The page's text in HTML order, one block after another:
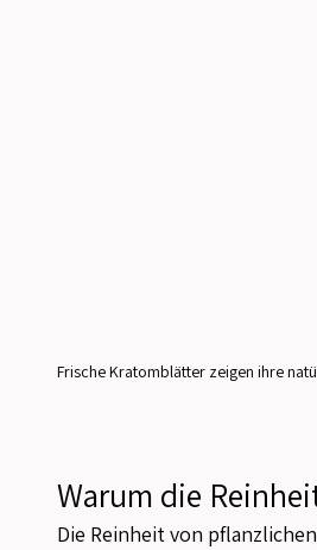
Frische Kratomblätter zeigen ihre
Warum die
Die Reinheit von